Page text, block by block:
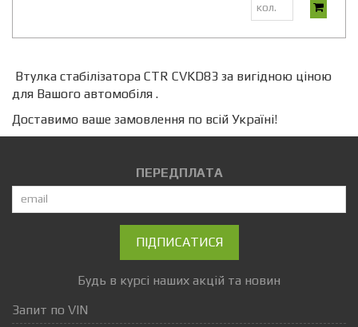
Втулка стабілізатора CTR CVKD83 за вигідною ціною
для Вашого автомобіля .
Доставимо ваше замовлення по всій Україні!
ПЕРЕДПЛАТА
ПІДПИСАТИСЯ
Будь в курсі наших акцій та новин
Запит по VIN